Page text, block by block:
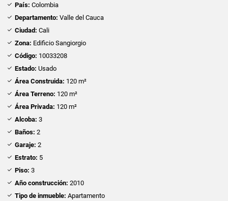
País: Colombia
Departamento: Valle del Cauca
Ciudad: Cali
Zona: Edificio Sangiorgio
Código: 10033208
Estado: Usado
Área Construida: 120 m²
Área Terreno: 120 m²
Área Privada: 120 m²
Alcoba: 3
Baños: 2
Garaje: 2
Estrato: 5
Piso: 3
Año construcción: 2010
Tipo de inmueble: Apartamento